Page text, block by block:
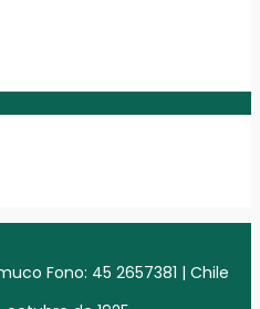
Fono: 45 2657381 | Chile